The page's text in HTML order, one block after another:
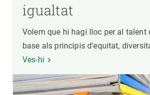
igualtat
Volem que hi hagi lloc per al talent
base als principis d'equitat,
Ves-hi